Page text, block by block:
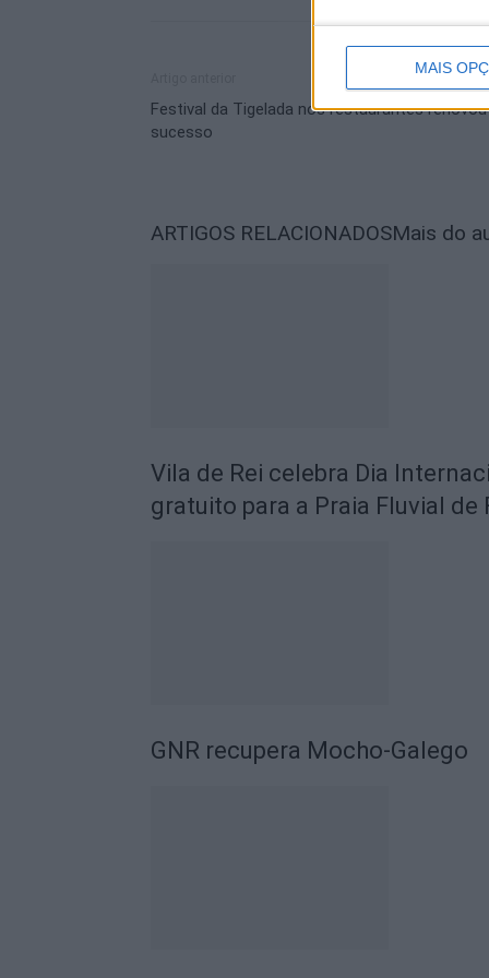
MAIS
Festival da Tigelada nos restaurantes renovou
sucesso
ARTIGOS RELACIONADOSMais do
Vila de Rei celebra Dia
gratuito para a Praia Fluvial de
GNR recupera Mocho-Galego